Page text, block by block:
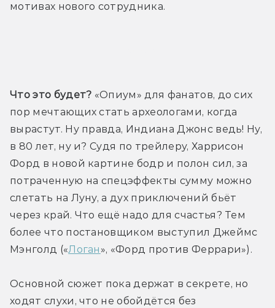
мотивах нового сотрудника.
Что это будет? «Опиум» для фанатов, до сих
пор мечтающих стать археологами, когда
вырастут. Ну правда, Индиана Джонс ведь! Ну,
в 80 лет, ну и? Судя по трейлеру, Харрисон
Форд в новой картине бодр и полон сил, за
потраченную на спецэффекты сумму можно
слетать на Луну, а дух приключений бьёт
через край. Что ещё надо для счастья? Тем
более что постановщиком выступил Джеймс
Мэнголд («Логан », «Форд против Феррари»).
Основной сюжет пока держат в секрете, но
ходят слухи, что не обойдётся без